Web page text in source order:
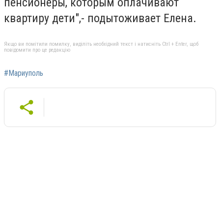
квартиру дети",- подытоживает Елена.
Якщо ви помітили помилку, виділіть необхідний текст і натисніть Ctrl + Enter, щоб
повідомити про це редакцію
#Мариуполь